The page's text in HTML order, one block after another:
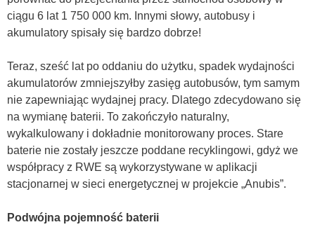
ciągu 6 lat 1 750 000 km. Innymi słowy, autobusy i
akumulatory spisały się bardzo dobrze!
Teraz, sześć lat po oddaniu do użytku, spadek wydajności
akumulatorów zmniejszyłby zasięg autobusów, tym samym
nie zapewniając wydajnej pracy. Dlatego zdecydowano się
na wymianę baterii. To zakończyło naturalny,
wykalkulowany i dokładnie monitorowany proces. Stare
baterie nie zostały jeszcze poddane recyklingowi, gdyż we
współpracy z RWE są wykorzystywane w aplikacji
stacjonarnej w sieci energetycznej w projekcie „Anubis”.
Podwójna pojemność baterii